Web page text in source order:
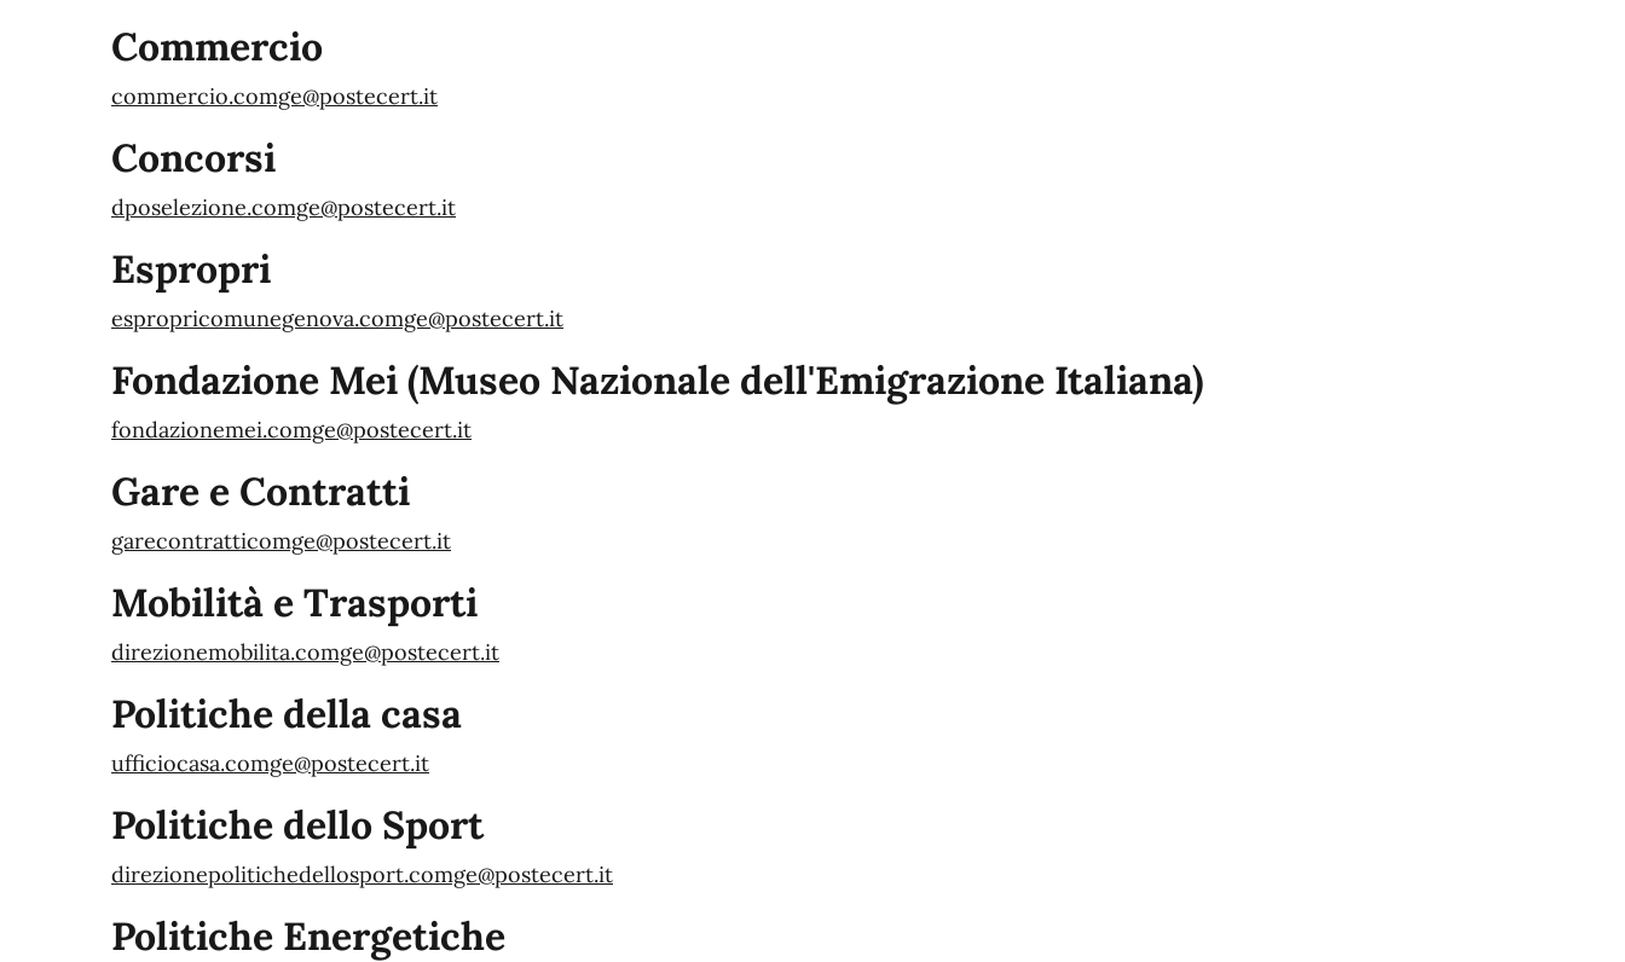
Commercio
commercio.comge@postecert.it
Concorsi
dposelezione.comge@postecert.it
Espropri
espropricomunegenova.comge@postecert.it
Fondazione Mei (Museo Nazionale dell'Emigrazione Italiana)
fondazionemei.comge@postecert.it
Gare e Contratti
garecontratticomge@postecert.it
Mobilità e Trasporti
direzionemobilita.comge@postecert.it
Politiche della casa
ufficiocasa.comge@postecert.it
Politiche dello Sport
direzionepolitichedellosport.comge@postecert.it
Politiche Energetiche